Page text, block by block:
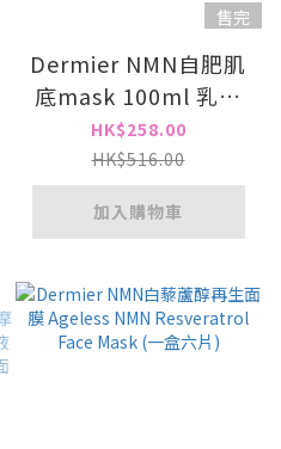
售完
Dermier NMN自肥肌
底mask 100ml 乳液
面膜 去角質 收細毛孔
HK$258.00
HK$516.00
加入購物車